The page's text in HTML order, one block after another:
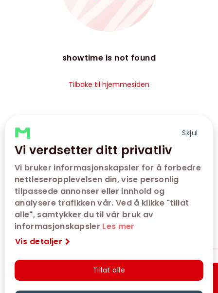
Skjul
Vi verdsetter ditt privatliv
Vi bruker informasjonskapsler for å forbedre
nettleseropplevelsen din, vise personlig
tilpassede annonser eller innhold og
analysere trafikken vår. Ved å klikke "tillat
alle", samtykker du til vår bruk av
informasjonskapsler Les mer
Vis detaljer
Tillat alle
showtime is not found
Tilbake til hjemmesiden